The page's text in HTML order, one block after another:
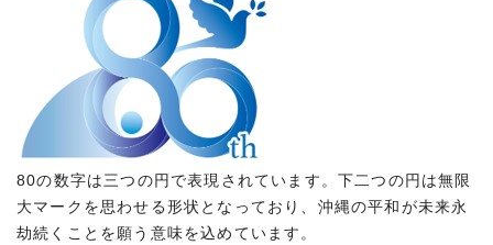
80の数字は三つの円で表現されています。下二つの円は無限
大マークを思わせる形状となっており、沖縄の平和が未来永
劫続くことを願う意味を込めています。